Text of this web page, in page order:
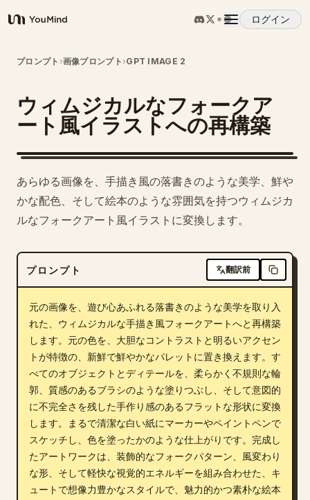
YouMind
ログイン
概要
ユースケース
スキル
プロンプト
ダウンロード
ブログ
更新情報
プロンプト ›画像プロンプト ›GPT IMAGE 2
ウィムジカルなフォークア
ート風イラストへの再構築
あらゆる画像を、手描き風の落書きのような美学、鮮や
かな配色、そして絵本のような雰囲気を持つウィムジカ
ルなフォークアート風イラストに変換します。
プロンプト 翻訳前
元の画像を、遊び心あふれる落書きのような美学を取り入
れた、ウィムジカルな手描き風フォークアートへと再構築
します。元の色を、大胆なコントラストと明るいアクセン
トが特徴の、新鮮で鮮やかなパレットに置き換えます。す
べてのオブジェクトとディテールを、柔らかく不規則な輪
郭、質感のあるブラシのような塗りつぶし、そして意図的
に不完全さを残した手作り感のあるフラットな形状に変換
します。まるで清潔な白い紙にマーカーやペイントペンで
スケッチし、色を塗ったかのような仕上がりです。完成し
たアートワークは、装飾的なフォークパターン、風変わり
な形、そして軽快な視覚的エネルギーを組み合わせた、キ
ュートで想像力豊かなスタイルで、魅力的かつ素朴な絵本